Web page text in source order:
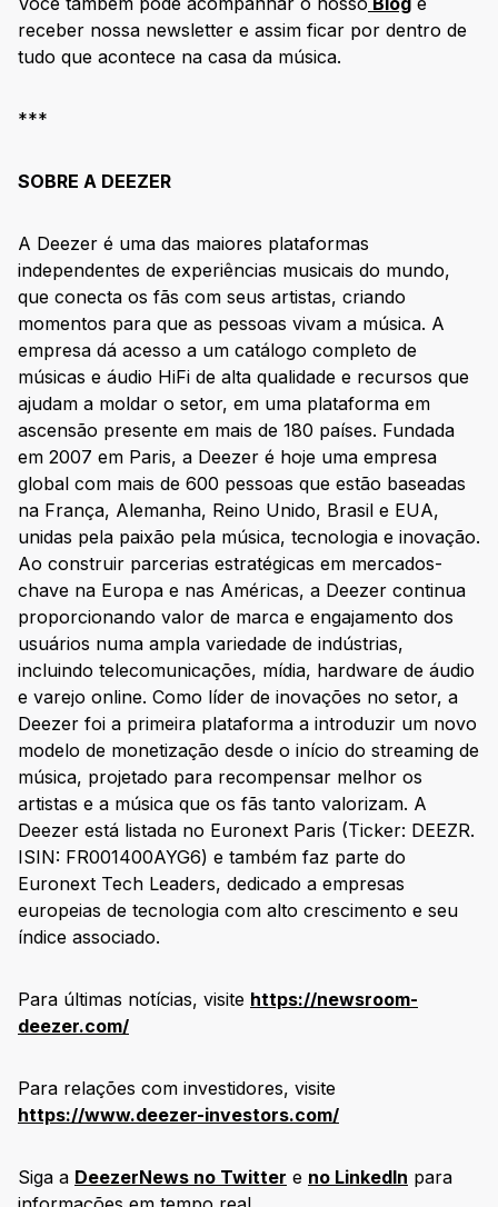
receber nossa newsletter e assim ficar por dentro de
tudo que acontece na casa da música.
***
SOBRE A DEEZER
A Deezer é uma das maiores plataformas
independentes de experiências musicais do mundo,
que conecta os fãs com seus artistas, criando
momentos para que as pessoas vivam a música. A
empresa dá acesso a um catálogo completo de
músicas e áudio HiFi de alta qualidade e recursos que
ajudam a moldar o setor, em uma plataforma em
ascensão presente em mais de 180 países. Fundada
em 2007 em Paris, a Deezer é hoje uma empresa
global com mais de 600 pessoas que estão baseadas
na França, Alemanha, Reino Unido, Brasil e EUA,
unidas pela paixão pela música, tecnologia e inovação.
Ao construir parcerias estratégicas em mercados-
chave na Europa e nas Américas, a Deezer continua
proporcionando valor de marca e engajamento dos
usuários numa ampla variedade de indústrias,
incluindo telecomunicações, mídia, hardware de áudio
e varejo online. Como líder de inovações no setor, a
Deezer foi a primeira plataforma a introduzir um novo
modelo de monetização desde o início do streaming de
música, projetado para recompensar melhor os
artistas e a música que os fãs tanto valorizam. A
Deezer está listada no Euronext Paris (Ticker: DEEZR.
ISIN: FR001400AYG6) e também faz parte do
Euronext Tech Leaders, dedicado a empresas
europeias de tecnologia com alto crescimento e seu
índice associado.
Para últimas notícias, visite https://newsroom-
deezer.com/
Para relações com investidores, visite
https://www.deezer-investors.com/
Siga a DeezerNews no Twitter e no LinkedIn para